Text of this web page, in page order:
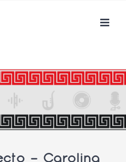
– Carolina